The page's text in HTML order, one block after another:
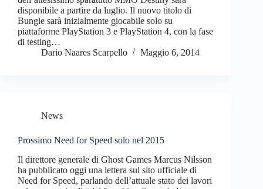
disponibile a partire da luglio. Il nuovo titolo di
Bungie sarà inizialmente giocabile solo su
piattaforme PlayStation 3 e PlayStation 4, con la fase
di testing…
Dario Naares Scarpello
Maggio 6, 2014
News
Prossimo Need for Speed solo nel 2015
Il direttore generale di Ghost Games Marcus Nilsson
ha pubblicato oggi una lettera sul sito ufficiale di
Need for Speed, parlando dell’attuale stato dei lavori